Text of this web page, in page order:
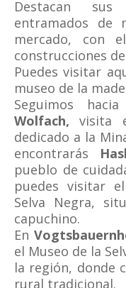
Destacan
entramados de
mercado, con
construcciones
Puedes visitar
museo de la
Seguimos
Wolfach, visita
dedicado a la
encontrarás
pueblo de
puedes visitar
Selva Negra,
capuchino.
En
el Museo de la
la región, donde
rural tradicional.